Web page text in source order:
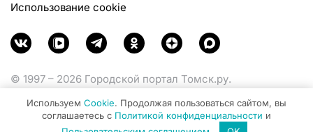
Использование cookie
© 1997 – 2026 Городской портал Томск.ру.
Министерства цифрового развития, связи и массовых
коммуникаций Российской Федерации.
Используем Cookie. Продолжая пользоваться сайтом, вы
соглашаетесь с Политикой конфиденциальности и